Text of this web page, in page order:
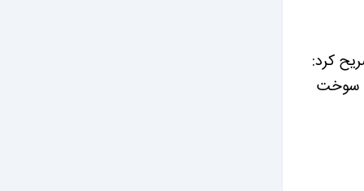
تصریح کرد:
عرضه سوخت